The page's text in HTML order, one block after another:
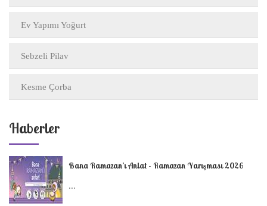
Ev Yapımı Yoğurt
Sebzeli Pilav
Kesme Çorba
Haberler
Bana Ramazan’ı Anlat - Ramazan Yarışması 2026
...